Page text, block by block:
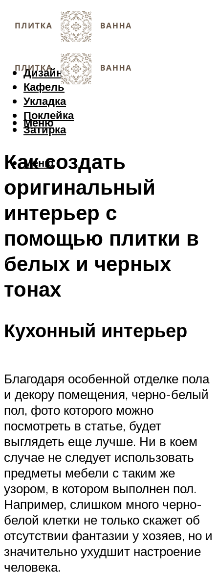
Дизайн
Кафель
Укладка
Поклейка
Затирка
Меню
Меню
Как создать
оригинальный
интерьер с
помощью плитки в
белых и черных
тонах
Кухонный интерьер
Благодаря особенной отделке пола
и декору помещения, черно-белый
пол, фото которого можно
посмотреть в статье, будет
выглядеть еще лучше. Ни в коем
случае не следует использовать
предметы мебели с таким же
узором, в котором выполнен пол.
Например, слишком много черно-
белой клетки не только скажет об
отсутствии фантазии у хозяев, но и
значительно ухудшит настроение
человека.